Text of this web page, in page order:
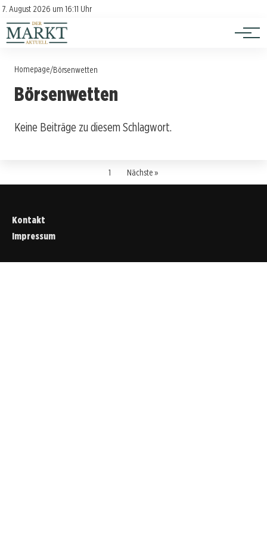
7. August 2026 um 16:11 Uhr
Kontakt
Impressum
Investition
Verbraucherschutz
Homepage/Börsenwetten
Börsenwetten
Keine Beiträge zu diesem Schlagwort.
1 Nächste »
Kontakt
Impressum